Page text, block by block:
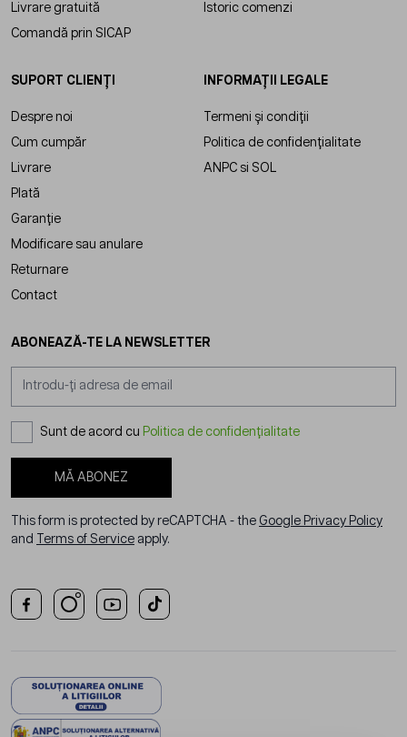
Livrare gratuită
Comandă prin SICAP
Istoric comenzi
SUPORT CLIENȚI
Despre noi
Cum cumpăr
Livrare
Plată
Garanție
Modificare sau anulare
Returnare
Contact
INFORMAȚII LEGALE
Termeni și condiții
Politica de confidențialitate
ANPC si SOL
ABONEAZĂ-TE LA NEWSLETTER
Sunt de acord cu Politica de confidențialitate
MĂ ABONEZ
This form is protected by reCAPTCHA - the Google Privacy Policy
and
Terms of Service apply.